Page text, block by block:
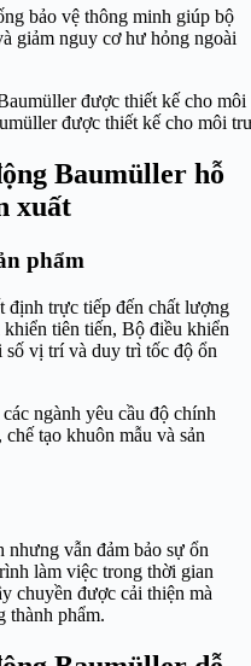
bảo vệ thông minh giúp bộ
giảm nguy cơ hư hỏng ngoài
được thiết kế cho môi
Baumüller hỗ
xuất
phẩm
định trực tiếp đến chất lượng
tiên tiến, Bộ điều khiển
số vị trí và duy trì tốc độ ổn
ngành yêu cầu độ chính
tạo khuôn mẫu và sản
nhưng vẫn đảm bảo sự ổn
làm việc trong thời gian
chuyền được cải thiện mà
thành phẩm.